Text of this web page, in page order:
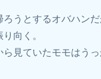
うとするオバハン
向く。
ら見ていたモモはう